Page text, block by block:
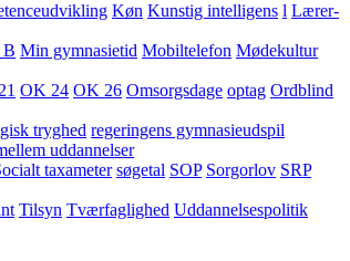
Køn Kunstig intelligens l Lærer-
B Min gymnasietid Mobiltelefon Mødekultur
OK 24 OK 26 Omsorgsdage optag Ordblind
tryghed regeringens gymnasieudspil
uddannelser
taxameter søgetal SOP Sorgorlov SRP
Tilsyn Tværfaglighed Uddannelsespolitik